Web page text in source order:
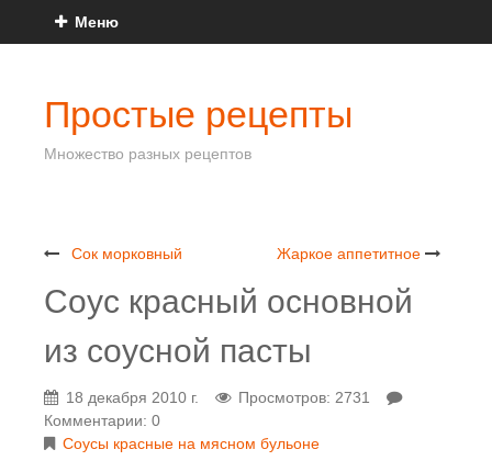
Меню
Простые рецепты
Множество разных рецептов
Сок морковный Жаркое аппетитное
Соус красный основной
из соусной пасты
18 декабря 2010 г.
Просмотров: 2731
Комментарии: 0
Соусы красные на мясном бульоне